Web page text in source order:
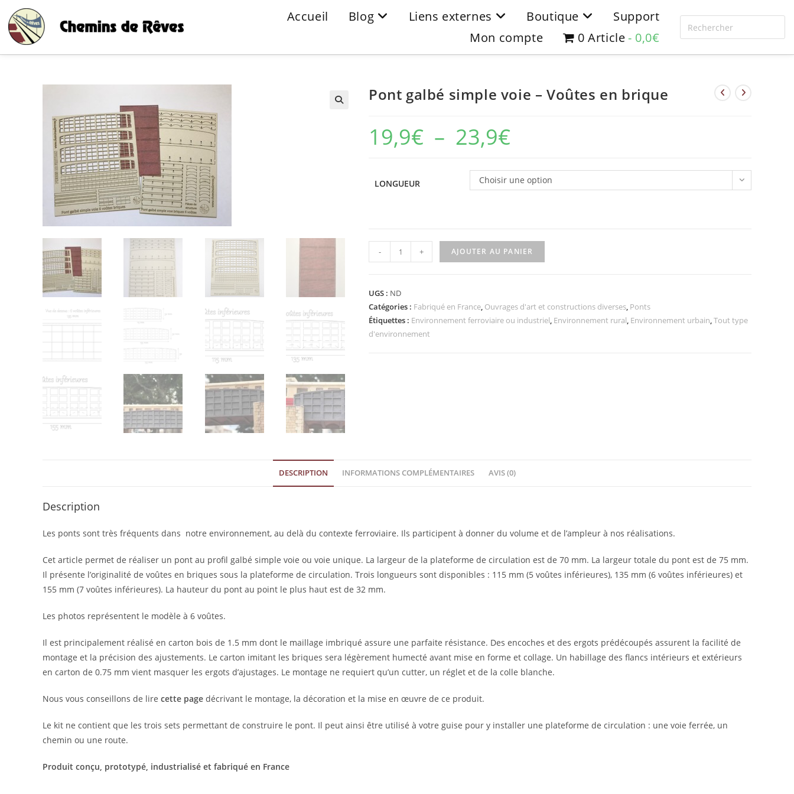
Accueil Blog Liens externes Boutique
Support
Mon compte
0 Article 0,0€
Pont galbé simple voie – Voûtes en brique
19,9€ – 23,9€
LONGUEUR Choisir une option
- + AJOUTER AU PANIER
UGS : ND
Catégories : Fabriqué en France, Ouvrages d'art et constructions diverses, Ponts
Étiquettes : Environnement ferroviaire ou industriel, Environnement rural, Environnement urbain,Tout type
d'environnement
DESCRIPTION INFORMATIONS COMPLÉMENTAIRES AVIS (0)
Description
Les ponts sont très fréquents dans notre environnement, au delà du contexte ferroviaire. Ils participent à donner du volume et de l’ampleur à nos réalisations.
Cet article permet de réaliser un pont au profil galbé simple voie ou voie unique. La largeur de la plateforme de circulation est de 70 mm. La largeur totale du pont est de 75 mm.
Il présente l’originalité de voûtes en briques sous la plateforme de circulation. Trois longueurs sont disponibles : 115 mm (5 voûtes inférieures), 135 mm (6 voûtes inférieures) et
155 mm (7 voûtes inférieures). La hauteur du pont au point le plus haut est de 32 mm.
Les photos représentent le modèle à 6 voûtes.
Il est principalement réalisé en carton bois de 1.5 mm dont le maillage imbriqué assure une parfaite résistance. Des encoches et des ergots prédécoupés assurent la facilité de
montage et la précision des ajustements. Le carton imitant les briques sera légèrement humecté avant mise en forme et collage. Un habillage des flancs intérieurs et extérieurs
en carton de 0.75 mm vient masquer les ergots d’ajustages. Le montage ne requiert qu’un cutter, un réglet et de la colle blanche.
Nous vous conseillons de lire cette page décrivant le montage, la décoration et la mise en œuvre de ce produit.
Le kit ne contient que les trois sets permettant de construire le pont. Il peut ainsi être utilisé à votre guise pour y installer une plateforme de circulation : une voie ferrée, un
chemin ou une route.
Produit conçu, prototypé, industrialisé et fabriqué en France